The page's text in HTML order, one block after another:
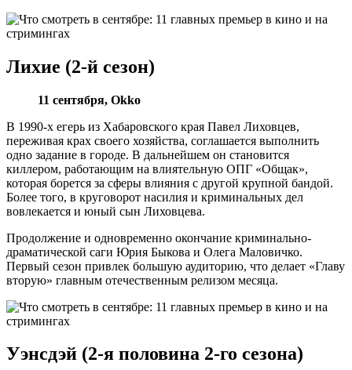
Лихие (2-й сезон)
11 сентября, Okko
В 1990-х егерь из Хабаровского края Павел Лиховцев,
переживая крах своего хозяйства, соглашается выполнить
одно задание в городе. В дальнейшем он становится
киллером, работающим на влиятельную ОПГ «Общак»,
которая борется за сферы влияния с другой крупной бандой.
Более того, в круговорот насилия и криминальных дел
вовлекается и юный сын Лиховцева.
Продолжение и одновременно окончание криминально-
драматической саги Юрия Быкова и Олега Маловичко.
Первый сезон привлек большую аудиторию, что делает «Главу
вторую» главным отечественным релизом месяца.
Уэнсдэй (2-я половина 2-го сезона)